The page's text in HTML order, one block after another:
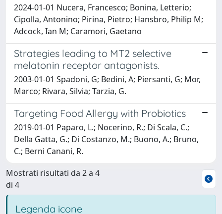
2024-01-01 Nucera, Francesco; Bonina, Letterio;
Cipolla, Antonino; Pirina, Pietro; Hansbro, Philip M;
Adcock, Ian M; Caramori, Gaetano
Strategies leading to MT2 selective
melatonin receptor antagonists.
2003-01-01 Spadoni, G; Bedini, A; Piersanti, G; Mor,
Marco; Rivara, Silvia; Tarzia, G.
Targeting Food Allergy with Probiotics
2019-01-01 Paparo, L.; Nocerino, R.; Di Scala, C.;
Della Gatta, G.; Di Costanzo, M.; Buono, A.; Bruno,
C.; Berni Canani, R.
Mostrati risultati da 2 a 4
di 4
Legenda icone